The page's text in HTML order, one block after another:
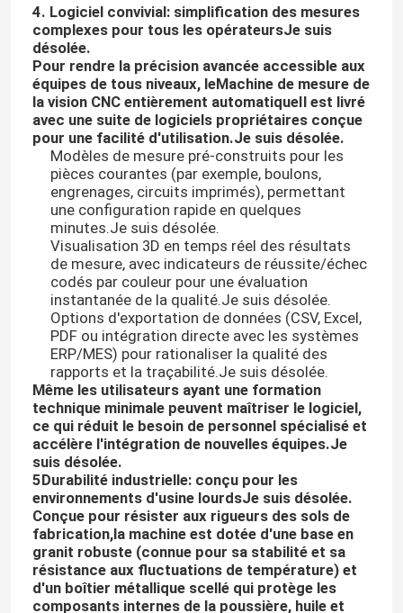
Machine de mesure de coordonnées 2D
machine de mesure du même rang optique
Machine de mesure de découpe
Machines de mesure visuelles
Machine de mesure de coordonnées à portique
Machine optique de mesure d'OMM
Machine de mesure CMM
Système de mesure de dimension d'image
Projecteur de profil optique
Microscope de mesure industriel
4. Logiciel convivial: simplification des mesures
complexes pour tous les opérateursJe suis
désolée.
Pour rendre la précision avancée accessible aux
équipes de tous niveaux, leMachine de mesure de
la vision CNC entièrement automatiqueIl est livré
avec une suite de logiciels propriétaires conçue
pour une facilité d'utilisation.Je suis désolée.
Modèles de mesure pré-construits pour les
pièces courantes (par exemple, boulons,
engrenages, circuits imprimés), permettant
une configuration rapide en quelques
minutes.Je suis désolée.
Visualisation 3D en temps réel des résultats
de mesure, avec indicateurs de réussite/échec
codés par couleur pour une évaluation
instantanée de la qualité.Je suis désolée.
Options d'exportation de données (CSV, Excel,
PDF ou intégration directe avec les systèmes
ERP/MES) pour rationaliser la qualité des
rapports et la traçabilité.Je suis désolée.
Même les utilisateurs ayant une formation
technique minimale peuvent maîtriser le logiciel,
ce qui réduit le besoin de personnel spécialisé et
accélère l'intégration de nouvelles équipes.Je
suis désolée.
5Durabilité industrielle: conçu pour les
environnements d'usine lourdsJe suis désolée.
Conçue pour résister aux rigueurs des sols de
fabrication,la machine est dotée d'une base en
granit robuste (connue pour sa stabilité et sa
résistance aux fluctuations de température) et
d'un boîtier métallique scellé qui protège les
composants internes de la poussière, huile et